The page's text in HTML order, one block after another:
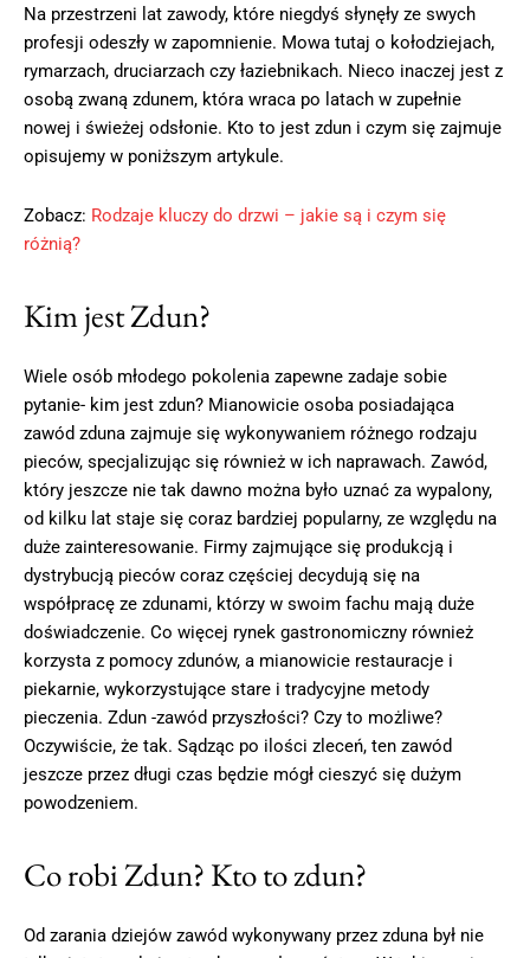
Na przestrzeni lat zawody, które niegdyś słynęły ze swych
profesji odeszły w zapomnienie. Mowa tutaj o kołodziejach,
rymarzach, druciarzach czy łaziebnikach. Nieco inaczej jest z
osobą zwaną zdunem, która wraca po latach w zupełnie
nowej i świeżej odsłonie. Kto to jest zdun i czym się zajmuje
opisujemy w poniższym artykule.
Zobacz: Rodzaje kluczy do drzwi – jakie są i czym się
różnią?
Kim jest Zdun?
Wiele osób młodego pokolenia zapewne zadaje sobie
pytanie- kim jest zdun? Mianowicie osoba posiadająca
zawód zduna zajmuje się wykonywaniem różnego rodzaju
pieców, specjalizując się również w ich naprawach. Zawód,
który jeszcze nie tak dawno można było uznać za wypalony,
od kilku lat staje się coraz bardziej popularny, ze względu na
duże zainteresowanie. Firmy zajmujące się produkcją i
dystrybucją pieców coraz częściej decydują się na
współpracę ze zdunami, którzy w swoim fachu mają duże
doświadczenie. Co więcej rynek gastronomiczny również
korzysta z pomocy zdunów, a mianowicie restauracje i
piekarnie, wykorzystujące stare i tradycyjne metody
pieczenia. Zdun -zawód przyszłości? Czy to możliwe?
Oczywiście, że tak. Sądząc po ilości zleceń, ten zawód
jeszcze przez długi czas będzie mógł cieszyć się dużym
powodzeniem.
Co robi Zdun? Kto to zdun?
Od zarania dziejów zawód wykonywany przez zduna był nie